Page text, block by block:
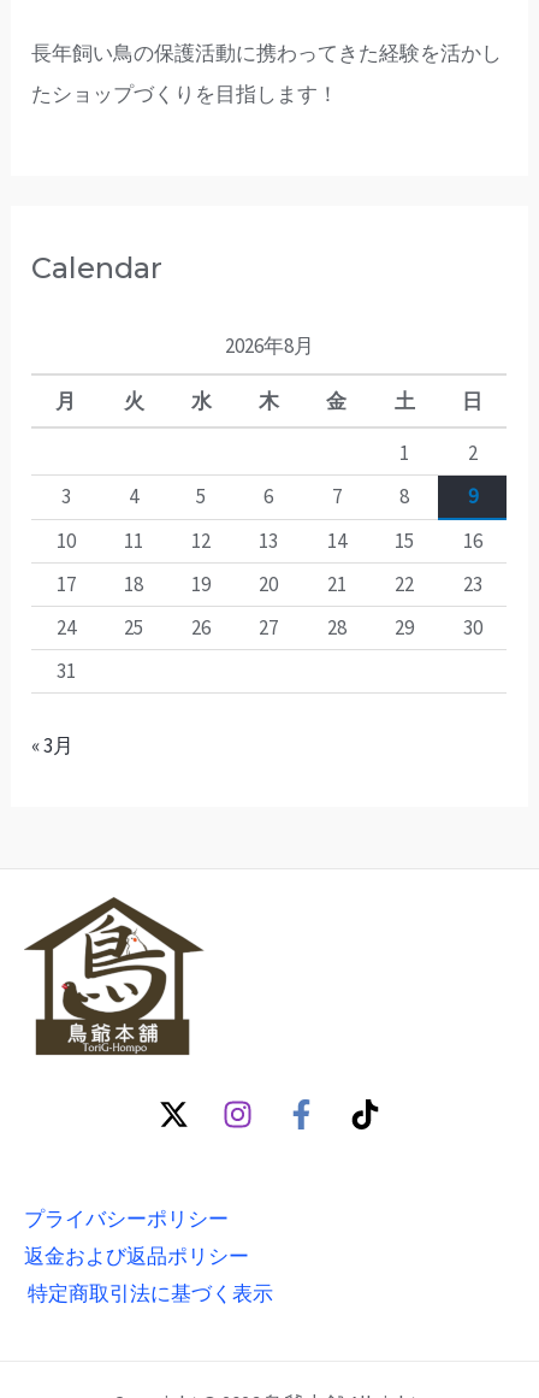
長年飼い鳥の保護活動に携わってきた経験を活かし
たショップづくりを目指します！
Calendar
2026年8月
月 火 水 木 金 土
日
1
2
3
4 5 6 7 8
9
10
11 12 13 14 15
16
17
18 19 20 21 22
23
24
25 26 27 28 29
30
31
« 3月
プライバシーポリシー
返金および返品ポリシー
特定商取引法に基づく表示